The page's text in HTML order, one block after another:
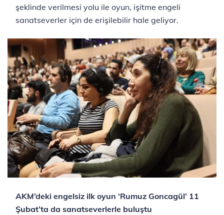
şeklinde verilmesi yolu ile oyun, işitme engeli
sanatseverler için de erişilebilir hale geliyor.
AKM’deki engelsiz ilk oyun ‘Rumuz Goncagül’ 11
Şubat’ta da sanatseverlerle buluştu